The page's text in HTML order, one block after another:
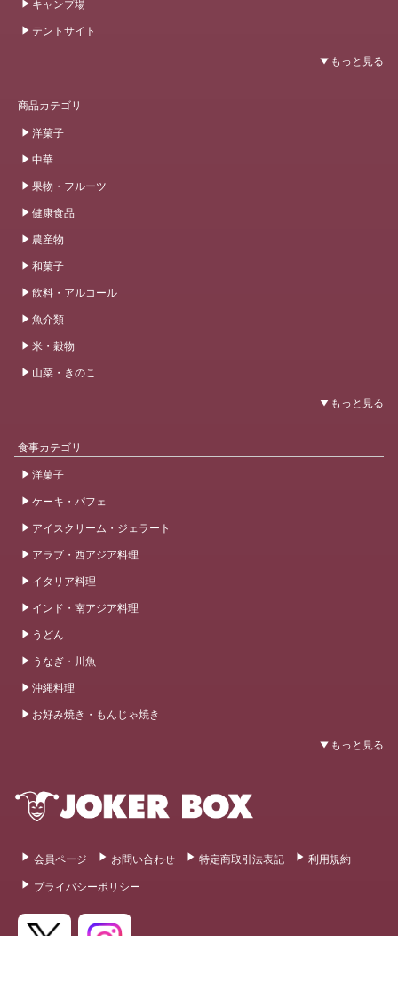
キャンプ場
テントサイト
商品カテゴリ
洋菓子
中華
果物・フルーツ
健康食品
農産物
和菓子
飲料・アルコール
魚介類
米・穀物
山菜・きのこ
食事カテゴリ
洋菓子
ケーキ・パフェ
アイスクリーム・ジェラート
アラブ・西アジア料理
イタリア料理
インド・南アジア料理
うどん
うなぎ・川魚
沖縄料理
お好み焼き・もんじゃ焼き
会員ページ お問い合わせ 特定商取引法表記
利用規約
プライバシーポリシー